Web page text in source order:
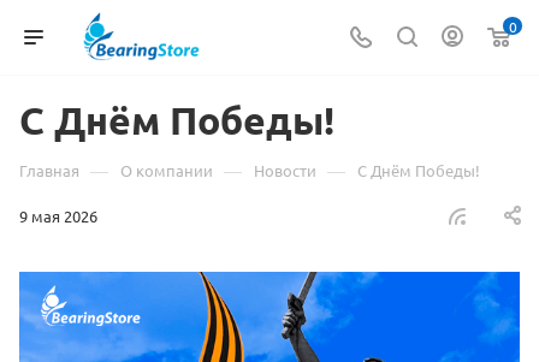
0
С Днём Победы!
Главная — О компании — Новости — С Днём Победы!
9 мая 2026